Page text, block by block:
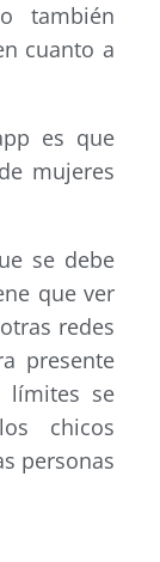
también
cuanto a
es que
mujeres
se debe
que ver
redes
presente
límites se
chicos
personas